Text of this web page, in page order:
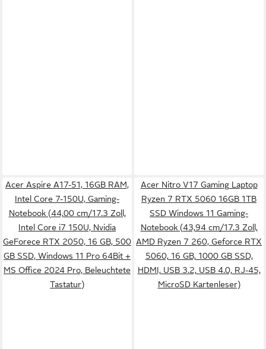
Acer Aspire A17-51, 16GB RAM,
Intel Core 7-150U, Gaming-
Notebook (44,00 cm/17.3 Zoll,
Intel Core i7 150U, Nvidia
GeForece RTX 2050, 16 GB, 500
GB SSD, Windows 11 Pro 64Bit +
MS Office 2024 Pro, Beleuchtete
Tastatur)
Acer Nitro V17 Gaming Laptop
Ryzen 7 RTX 5060 16GB 1TB
SSD Windows 11 Gaming-
Notebook (43,94 cm/17.3 Zoll,
AMD Ryzen 7 260, Geforce RTX
5060, 16 GB, 1000 GB SSD,
HDMI, USB 3.2, USB 4.0, RJ-45,
MicroSD Kartenleser)